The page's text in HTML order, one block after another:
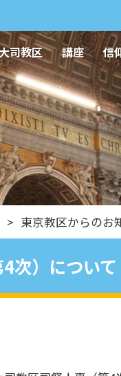
司教区 講座 信
> 東京教区からのお
次）について